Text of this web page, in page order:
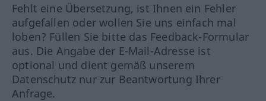
Fehlt eine Übersetzung, ist Ihnen ein Fehler
aufgefallen oder wollen Sie uns einfach mal
loben? Füllen Sie bitte das Feedback-Formular
aus. Die Angabe der E-Mail-Adresse ist
optional und dient gemäß unserem
Datenschutz nur zur Beantwortung Ihrer
Anfrage.